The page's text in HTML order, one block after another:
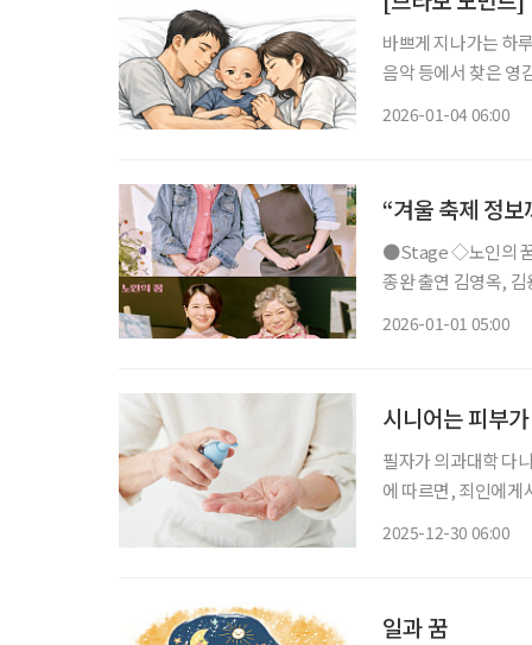
바쁘게 지나가는 하
음악 등에서 찾은 영감의 한
2026-01-04 06:00
“겨울 축제 정
●Stage ◇노인의 꿈 일정 1월 9일 ~ 3월 22일 장소 LG아트센터 서울 U+ 스테이지 연출 성
종완 출연 김영옥, 김용림, 손숙, 하희라, 이일화, 신은정 등 연극 ‘노인의 꿈’은 작은 미술학원
2026-01-01 05:00
시니어는 피부
필자가 의과대학 다니던
에 따르면, 죄인에게
2025-12-30 06:00
일과 꿈